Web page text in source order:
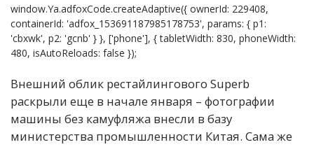
window.Ya.adfoxCode.createAdaptive({ ownerId: 229408,
containerId: 'adfox_153691187985178753', params: { p1:
'cbxwk', p2: 'gcnb' } }, ['phone'], { tabletWidth: 830, phoneWidth:
480, isAutoReloads: false });
Внешний облик рестайлингового Superb
раскрыли еще в начале января – фотографии
машины без камуфляжа внесли в базу
министерства промышленности Китая. Сама же